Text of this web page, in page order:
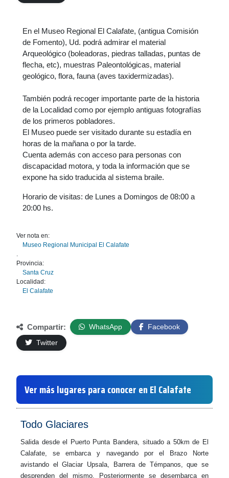
En el Museo Regional El Calafate, (antigua Comisión
de Fomento), Ud. podrá admirar el material
Arqueológico (boleadoras, piedras talladas, puntas de
flecha, etc), muestras Paleontológicas, material
geológico, flora, fauna (aves taxidermizadas).
También podrá recoger importante parte de la historia
de la Localidad como por ejemplo antiguas fotografías
de los primeros pobladores.
El Museo puede ser visitado durante su estadía en
horas de la mañana o por la tarde.
Cuenta además con acceso para personas con
discapacidad motora, y toda la información que se
expone ha sido traducida al sistema braile.
Horario de visitas: de Lunes a Domingos de 08:00 a
20:00 hs.
Ver nota en:
Museo Regional Municipal El Calafate
.
Provincia:
Santa Cruz
Localidad:
El Calafate
Compartir: WhatsApp
Facebook
Twitter
Ver más lugares para conocer en El Calafate
Todo Glaciares
Salida desde el Puerto Punta Bandera, situado a 50km de El
Calafate, se embarca y navegando por el Brazo Norte
avistando el Glaciar Upsala, Barrera de Témpanos, que se
desprenden del mismo. Posteriormente se desembarca en